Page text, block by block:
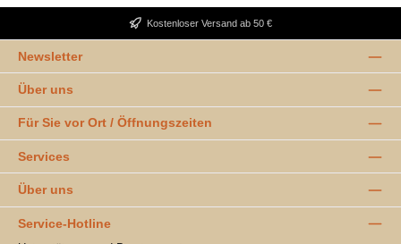
Kostenloser Versand ab 50 €
Newsletter
Über uns
Für Sie vor Ort / Öffnungszeiten
Services
Über uns
Service-Hotline